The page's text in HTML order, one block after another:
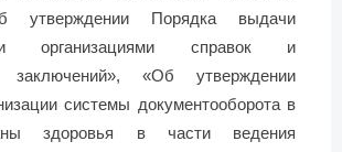
утверждении Порядка выдачи
организациями справок и
заключений», «Об утверждении
системы документооборота в
здоровья в части ведения